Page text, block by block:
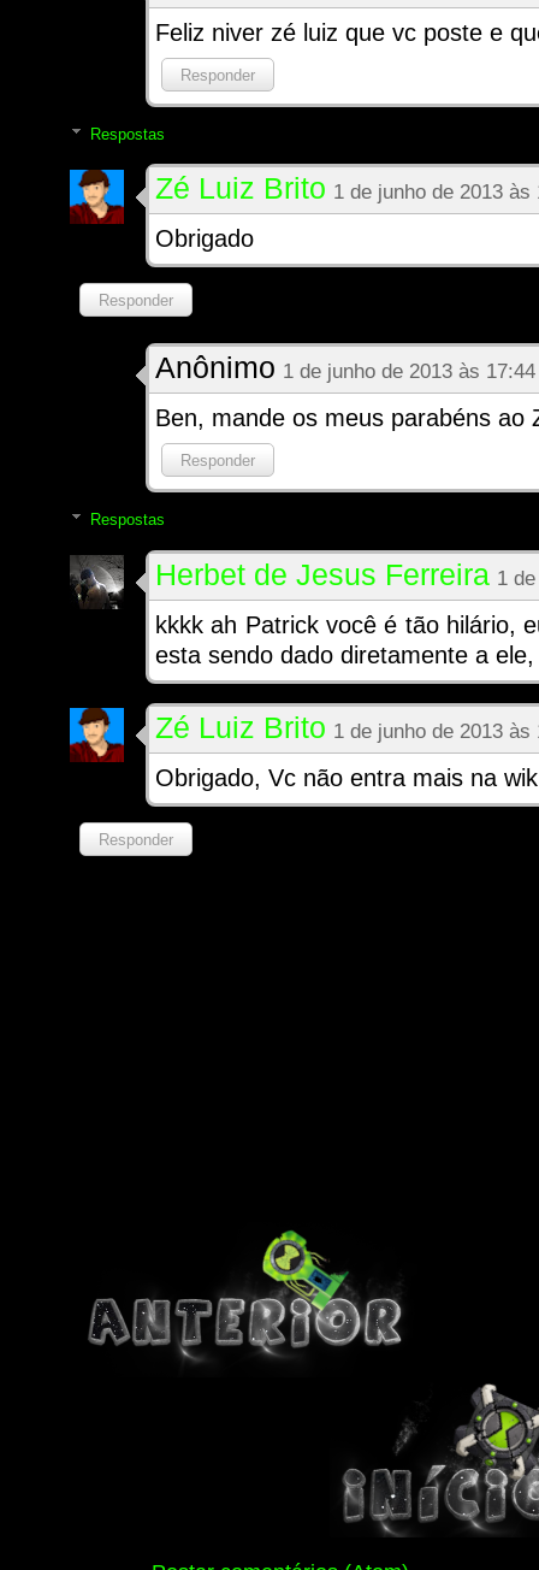
Feliz niver zé luiz que vc poste e
Responder
Respostas
Zé Luiz Brito 1 de junho de 2013 às
Obrigado
Responder
Anônimo 1 de junho de 2013 às 17:44
Ben, mande os meus parabéns ao
Responder
Respostas
Herbet de Jesus Ferreira 1
kkkk ah Patrick você é tão hilário,
esta sendo dado diretamente a
Zé Luiz Brito 1 de junho de 2013 às
Obrigado, Vc não entra mais na
Responder